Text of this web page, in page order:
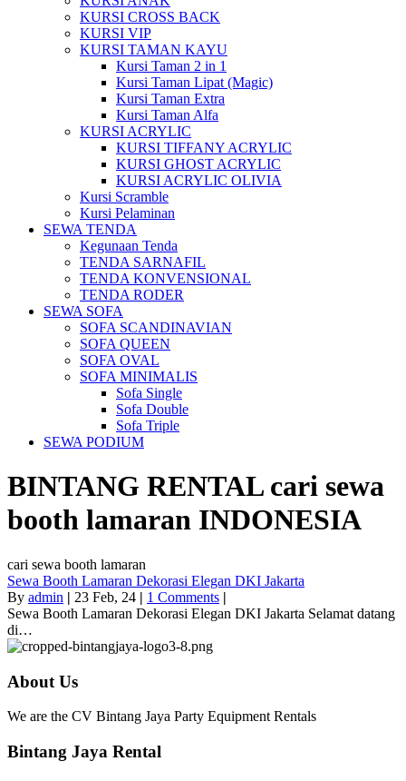
KURSI CROSS BACK
KURSI VIP
KURSI TAMAN KAYU
Kursi Taman 2 in 1
Kursi Taman Lipat (Magic)
Kursi Taman Extra
Kursi Taman Alfa
KURSI ACRYLIC
KURSI TIFFANY ACRYLIC
KURSI GHOST ACRYLIC
KURSI ACRYLIC OLIVIA
Kursi Scramble
Kursi Pelaminan
SEWA TENDA
Kegunaan Tenda
TENDA SARNAFIL
TENDA KONVENSIONAL
TENDA RODER
SEWA SOFA
SOFA SCANDINAVIAN
SOFA QUEEN
SOFA OVAL
SOFA MINIMALIS
Sofa Single
Sofa Double
Sofa Triple
SEWA PODIUM
BINTANG RENTAL cari sewa
booth lamaran INDONESIA
cari sewa booth lamaran
Sewa Booth Lamaran Dekorasi Elegan DKI Jakarta
By admin | 23 Feb, 24 | 1 Comments |
Sewa Booth Lamaran Dekorasi Elegan DKI Jakarta Selamat datang
di…
About Us
We are the CV Bintang Jaya Party Equipment Rentals
Bintang Jaya Rental